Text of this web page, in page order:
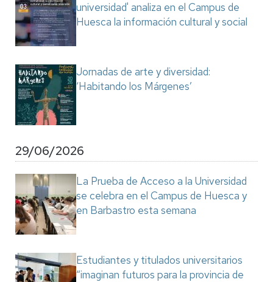
universidad' analiza en el Campus de
Huesca la información cultural y social
Jornadas de arte y diversidad:
‘Habitando los Márgenes’
29/06/2026
La Prueba de Acceso a la Universidad
se celebra en el Campus de Huesca y
en Barbastro esta semana
Estudiantes y titulados universitarios
“imaginan futuros para la provincia de